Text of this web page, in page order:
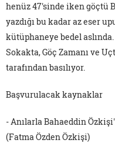
henüz 47'sinde iken göçtü
yazdığı bu kadar az eser
kütüphaneye bedel
Sokakta, Göç Zamanı ve
tarafından basılıyor.
Başvurulacak kaynaklar
- Anılarla Bahaeddin
(Fatma Özden Özkişi)